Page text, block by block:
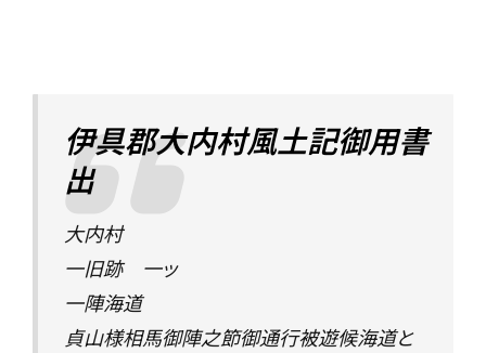
伊具郡大内村風土記御用書
出
大内村
一旧跡 一ッ
一陣海道
貞山様相馬御陣之節御通行被遊候海道と